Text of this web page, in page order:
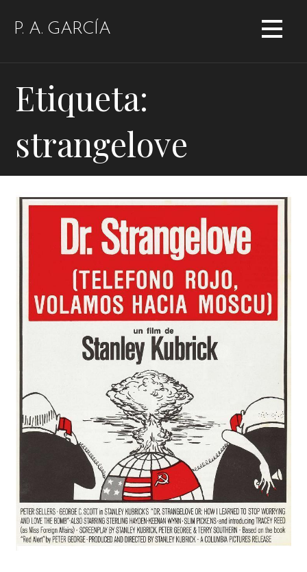
P. A. GARCÍA
Etiqueta:
strangelove